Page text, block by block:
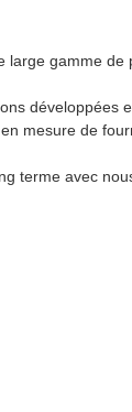
gamme
développées
mesure de
terme avec